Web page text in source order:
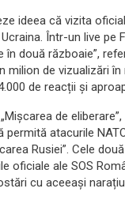
ideea că vizita
Într-un live pe
două războaie”,
de vizualizări în
de reacții și
de
atacurile
Rusiei”. Cele
oficiale ale SOS
cu aceeași